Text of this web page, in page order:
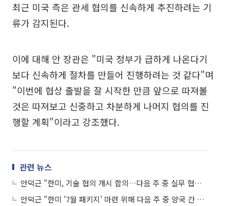
최근 미국 측은 관세 협의를 신속하게 추진하려는 기
류가 감지된다.
이에 대해 안 장관은 "미국 정부가 급하게 나온다기
보다 신속하게 절차를 만들어 진행하려는 것 같다"며
"이번에 협상 출발을 잘 시작한 만큼 앞으로 따져볼
것은 따져보고 신중하고 차분하게 나머지 협의를 진
행할 계획"이라고 강조했다.
관련 뉴스
안덕근 "한미, 기술 협의 개시 합의…다음 주 중 실무 협의 진행"
안덕근 "한미 '7월 패키지' 마련 위해 다음 주 중 양국 간 실무 협의"